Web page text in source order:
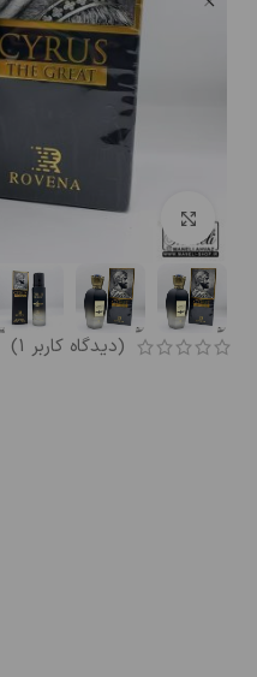
بزرگنمایی تصویر
(دیدگاه کاربر 1
)